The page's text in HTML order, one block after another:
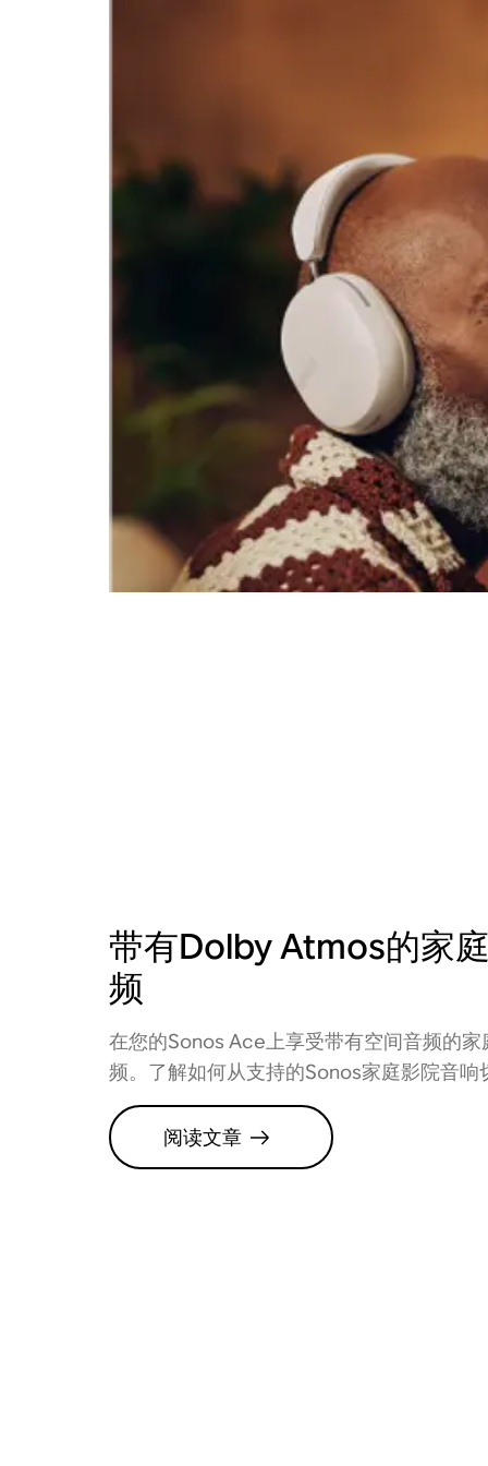
带有Dolby Atmos的家
频
在您的Sonos Ace上享受带有空间音频的家
频。了解如何从支持的Sonos家庭影院音响
阅读文章